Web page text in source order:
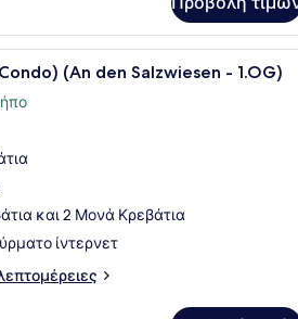
Ένα σαλόνι με δύο γκρι
(An den Salzwiesen - 1.OG)
και 2 Μονά Κρεβάτια
ίντερνετ